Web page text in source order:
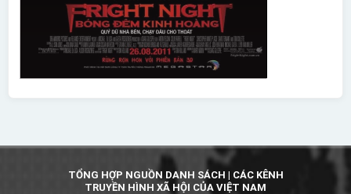
TỔNG HỢP NGUỒN DANH SÁCH | CÁC KÊNH
TRUYỀN HÌNH XÃ HỘI CỦA VIỆT NAM